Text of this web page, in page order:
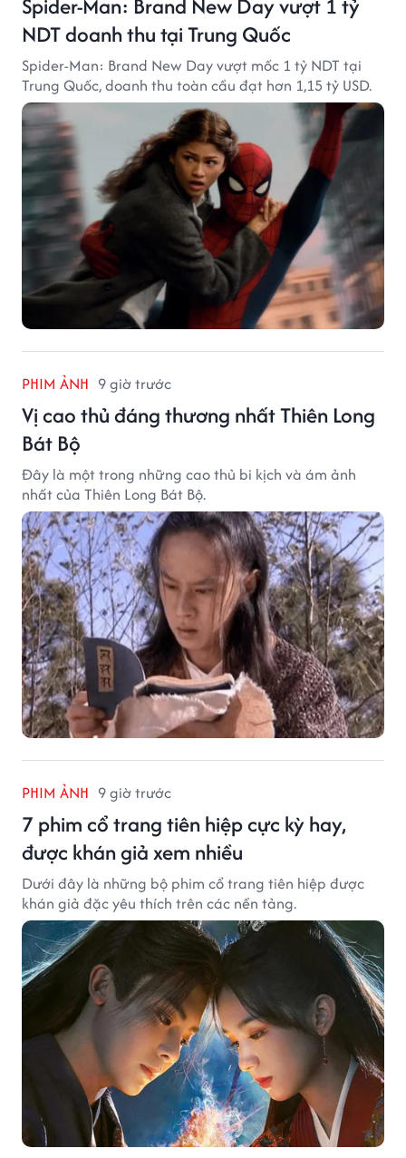
NDT doanh thu tại Trung Quốc
Spider-Man: Brand New Day vượt mốc 1 tỷ NDT tại
Trung Quốc, doanh thu toàn cầu đạt hơn 1,15 tỷ USD.
PHIM ẢNH 9 giờ trước
Vị cao thủ đáng thương nhất Thiên Long
Bát Bộ
Đây là một trong những cao thủ bi kịch và ám ảnh
nhất của Thiên Long Bát Bộ.
PHIM ẢNH 9 giờ trước
7 phim cổ trang tiên hiệp cực kỳ hay,
được khán giả xem nhiều
Dưới đây là những bộ phim cổ trang tiên hiệp được
khán giả đặc yêu thích trên các nền tảng.